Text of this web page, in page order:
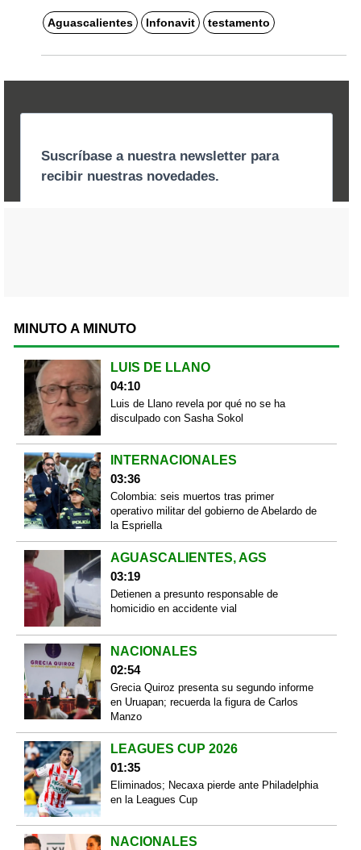
Aguascalientes Infonavit testamento
MINUTO A MINUTO
LUIS DE LLANO
04:10
Luis de Llano revela por qué no se ha
disculpado con Sasha Sokol
INTERNACIONALES
03:36
Colombia: seis muertos tras primer
operativo militar del gobierno de Abelardo de
la Espriella
AGUASCALIENTES, AGS
03:19
Detienen a presunto responsable de
homicidio en accidente vial
NACIONALES
02:54
Grecia Quiroz presenta su segundo informe
en Uruapan; recuerda la figura de Carlos
Manzo
LEAGUES CUP 2026
01:35
Eliminados; Necaxa pierde ante Philadelphia
en la Leagues Cup
NACIONALES